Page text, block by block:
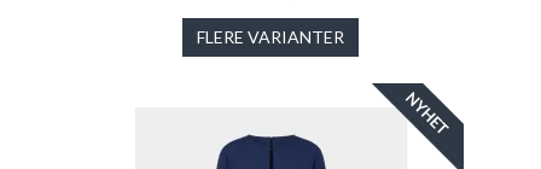
FLERE VARIANTER
NYHET